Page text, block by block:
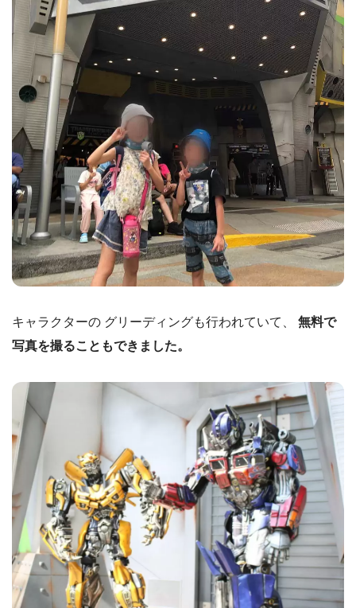
キャラクターの グリーディングも行われていて、 無料で
写真を撮ることもできました。